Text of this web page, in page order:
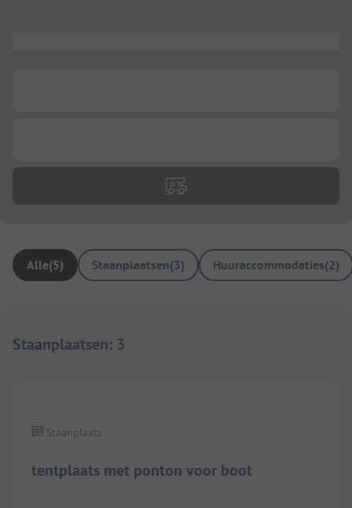
Alle(5) Staanplaatsen(3) Huuraccommodaties(2)
Staanplaatsen: 3
tentplaats met ponton voor boot
Staanplaats